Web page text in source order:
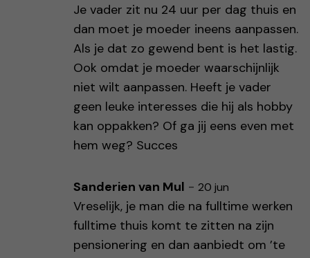
Je vader zit nu 24 uur per dag thuis en
dan moet je moeder ineens aanpassen.
Als je dat zo gewend bent is het lastig.
Ook omdat je moeder waarschijnlijk
niet wilt aanpassen. Heeft je vader
geen leuke interesses die hij als hobby
kan oppakken? Of ga jij eens even met
hem weg? Succes
Sanderien van Mul - 20 jun
Vreselijk, je man die na fulltime werken
fulltime thuis komt te zitten na zijn
pensionering en dan aanbiedt om ’te